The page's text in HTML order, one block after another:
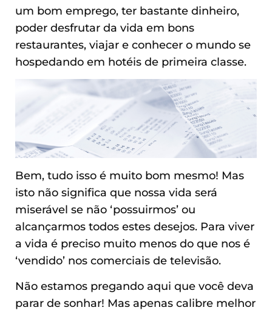
um bom emprego, ter bastante dinheiro,
poder desfrutar da vida em bons
restaurantes, viajar e conhecer o mundo se
hospedando em hotéis de primeira classe.
Bem, tudo isso é muito bom mesmo! Mas
isto não significa que nossa vida será
miserável se não ‘possuirmos’ ou
alcançarmos todos estes desejos. Para viver
a vida é preciso muito menos do que nos é
‘vendido’ nos comerciais de televisão.
Não estamos pregando aqui que você deva
parar de sonhar! Mas apenas calibre melhor